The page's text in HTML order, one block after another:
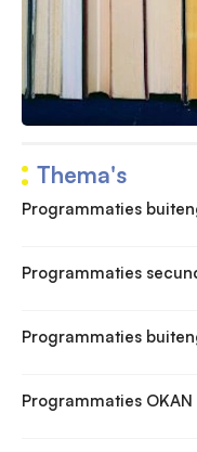
Thema's
Programmaties
Programmaties
Programmaties
Programmaties OKAN